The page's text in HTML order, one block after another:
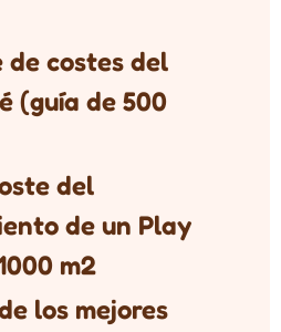
de costes del
(guía de 500
del
de un Play
m2
los mejores